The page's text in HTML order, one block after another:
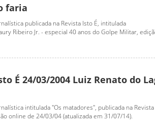
faria
publicada na Revista Isto É, intitulada
Ribeiro Jr. - especial 40 anos do Golpe Militar,
É 24/03/2004 Luiz Renato do
intitulada "Os matadores", publicada na Revista
online de 24/03/04 (atualizada em 31/07/14).